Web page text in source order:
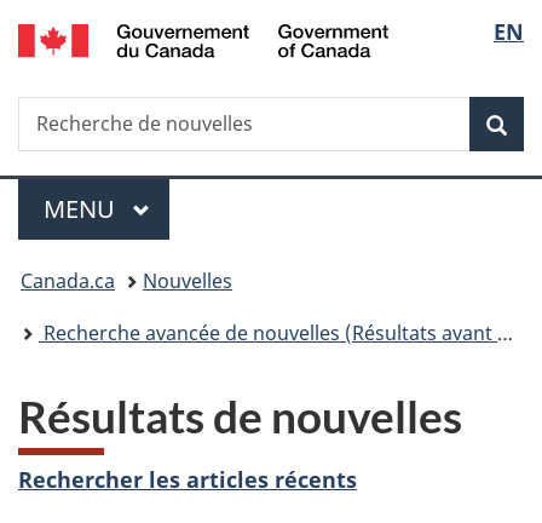
Passer
au
Passer
à
du
Passer
à
simplifiée
de
la
EN
Recherche
Recherche
de
Menu
MENU PRINCIPAL
Vous
êtes
Canada.ca
Nouvelles
Recherche avancée de nouvelles (Résultats avant 2015)
Résultats de nouvelles
Rechercher les articles récents